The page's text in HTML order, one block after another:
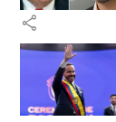
share